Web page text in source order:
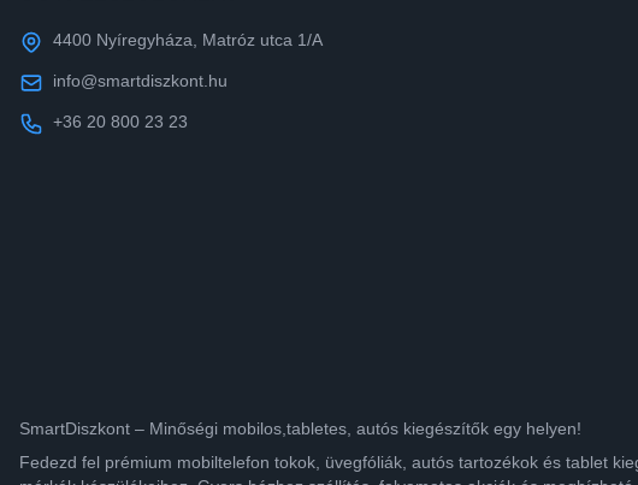
4400 Nyíregyháza, Matróz utca 1/A
info@smartdiszkont.hu
+36 20 800 23 23
SmartDiszkont – Minőségi mobilos,tabletes, autós kiegészítők egy helyen!
Fedezd fel prémium mobiltelefon tokok, üvegfóliák, autós tartozékok és tablet